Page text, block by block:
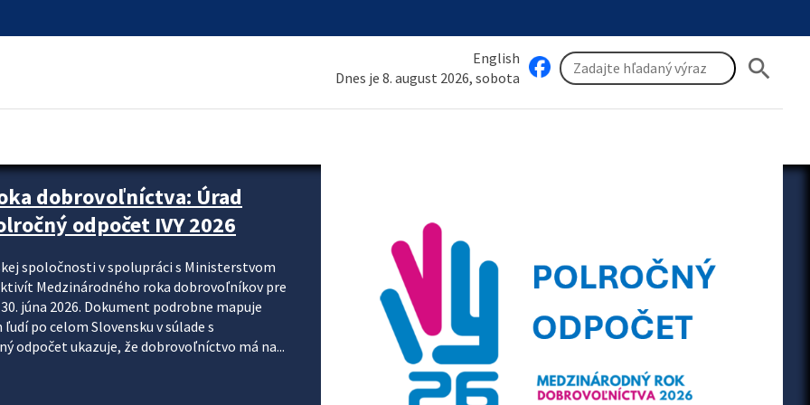
English
Dnes je 8. august 2026, sobota
search
krok za krokom
systému DPH a digitalizácie fakturačných
k tomu, aby sa elektronická faktúra stala
je priniesť jednoduchšie, rýchlejšie a
údajov, znížiť riziko chýb a podporiť
preto nepredstavuje...